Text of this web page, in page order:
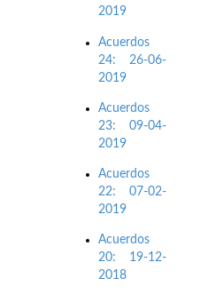
2019
Acuerdos
24: 26-06-
2019
Acuerdos
23: 09-04-
2019
Acuerdos
22: 07-02-
2019
Acuerdos
20: 19-12-
2018